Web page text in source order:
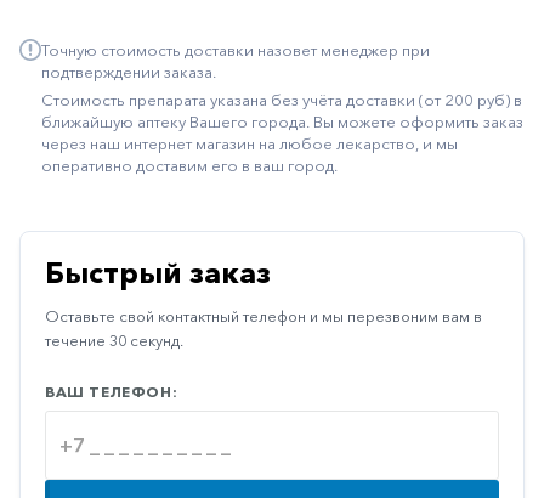
Неврологические
Остеопороз
Офтальмология
Противовирусные
Противовоспалительные
Противоопухолевые
Противоподагрические
Точную стоимость доставки назовет менеджер при
подтверждении заказа.
Стоимость препарата указана без учёта доставки (от 200 руб) в
ближайшую аптеку Вашего города. Вы можете оформить заказ
через наш интернет магазин на любое лекарство, и мы
оперативно доставим его в ваш город.
Быстрый заказ
Оставьте свой контактный телефон и мы перезвоним вам в
течение 30 секунд.
ВАШ ТЕЛЕФОН: